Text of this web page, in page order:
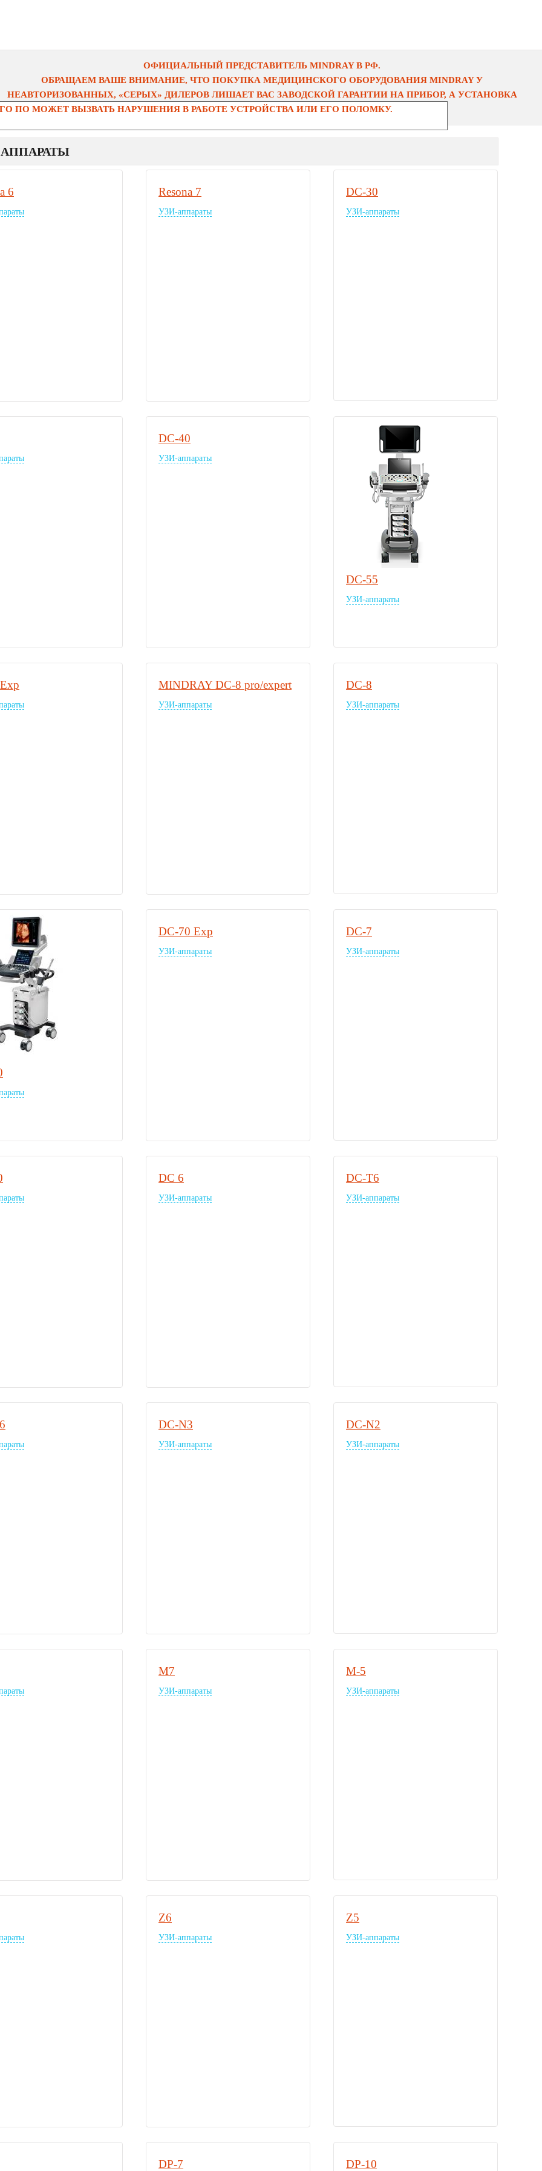
ОФИЦИАЛЬНЫЙ ПРЕДСТАВИТЕЛЬ MINDRAY В РФ.
ОБРАЩАЕМ ВАШЕ ВНИМАНИЕ, ЧТО ПОКУПКА МЕДИЦИНСКОГО ОБОРУДОВАНИЯ MINDRAY У
НЕАВТОРИЗОВАННЫХ, «СЕРЫХ» ДИЛЕРОВ ЛИШАЕТ ВАС ЗАВОДСКОЙ ГАРАНТИИ НА ПРИБОР, А УСТАНОВКА
ПО МОЖЕТ ВЫЗВАТЬ НАРУШЕНИЯ В РАБОТЕ УСТРОЙСТВА ИЛИ ЕГО ПОЛОМКУ.
6 Resona 7
УЗИ-аппараты
DC-30
УЗИ-аппараты
DC-40
УЗИ-аппараты
DC-55
УЗИ-аппараты
MINDRAY DC-8 pro/expert
УЗИ-аппараты
DC-8
УЗИ-аппараты
DC-70 Exp
УЗИ-аппараты
DC-7
УЗИ-аппараты
DC 6
УЗИ-аппараты
DC-T6
УЗИ-аппараты
DC-N3
УЗИ-аппараты
DC-N2
УЗИ-аппараты
M7
УЗИ-аппараты
M-5
УЗИ-аппараты
Z6
УЗИ-аппараты
Z5
УЗИ-аппараты
DP-7 DP-10